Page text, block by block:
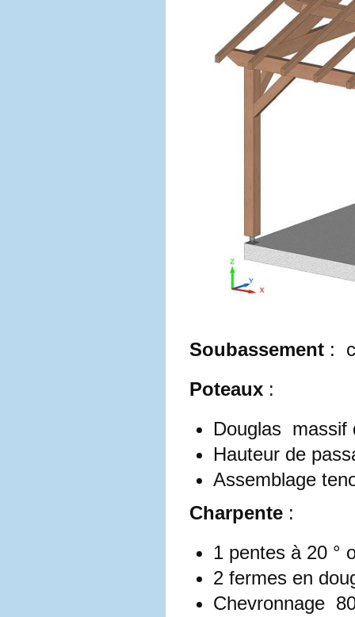
Soubassement:
Poteaux:
Douglas massif
Hauteur de
Assemblage
Charpente:
1 pentes à 20 °
2 fermes en
Chevronnage